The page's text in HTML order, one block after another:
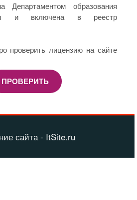
Департаментом образования
и включена в реестр
проверить лицензию на сайте
ПРОВЕРИТЬ
сайта - ItSite.ru